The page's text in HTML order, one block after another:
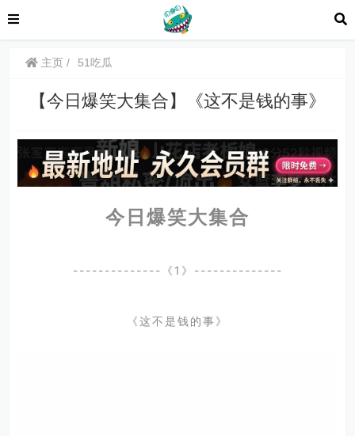
主页 51吃瓜
【今日爆笑大集合】《这不是钱的事》
今日爆笑大集合
--------------《1》--------------
《这不是钱的事》